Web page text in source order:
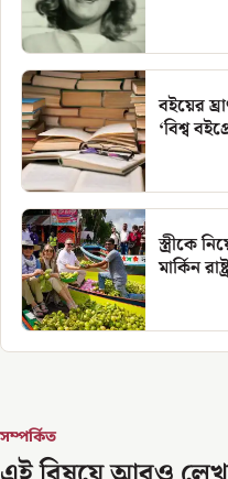
বইয়ের
‘বিশ্ব
স্ত্রীকে
মার্কিন
সম্পর্কিত